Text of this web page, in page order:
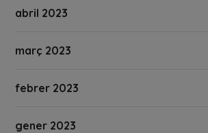
abril 2023
març 2023
febrer 2023
gener 2023